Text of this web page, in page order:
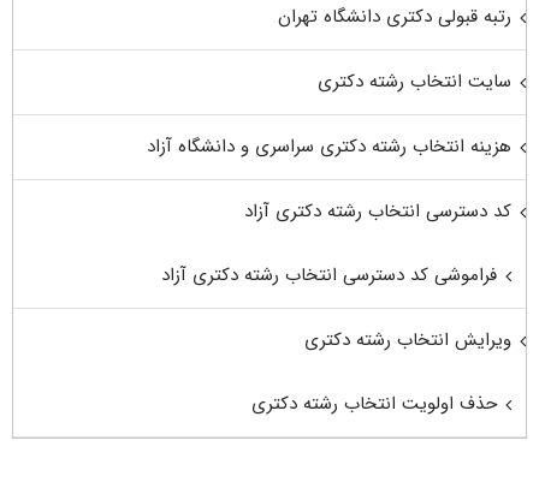
رتبه قبولی دکتری دانشگاه تهران
سایت انتخاب رشته دکتری
هزینه انتخاب رشته دکتری سراسری و دانشگاه آزاد
کد دسترسی انتخاب رشته دکتری آزاد
فراموشی کد دسترسی انتخاب رشته دکتری آزاد
ویرایش انتخاب رشته دکتری
حذف اولویت انتخاب رشته دکتری